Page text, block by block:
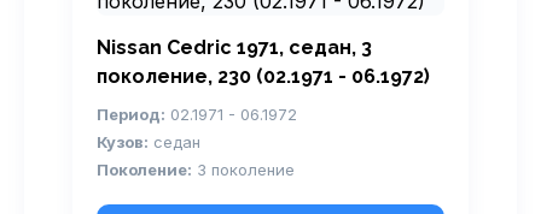
Nissan Cedric 1971, седан, 3
поколение, 230 (02.1971 - 06.1972)
Период: 02.1971 - 06.1972
Кузов: седан
Поколение: 3 поколение